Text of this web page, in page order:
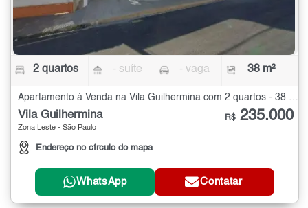
2 quartos - suíte - vaga 38 m²
Vila Guilhermina
Zona Leste - São Paulo
Endereço no círculo do mapa
R$ 235.000
WhatsApp Contatar